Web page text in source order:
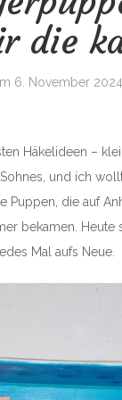
die
6. November 2024
Häkelideen –
und ich
Puppen, die auf
bekamen. Heute
Mal aufs Neue.